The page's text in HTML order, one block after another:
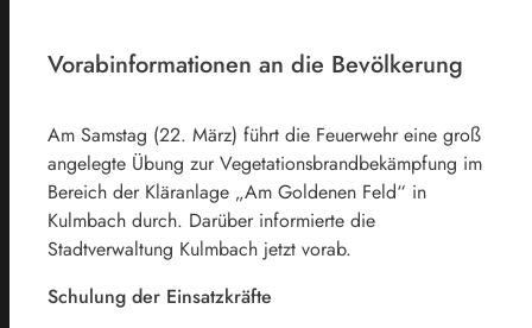
Vorabinformationen an die Bevölkerung
Am Samstag (22. März) führt die Feuerwehr eine groß
angelegte Übung zur Vegetationsbrandbekämpfung im
Bereich der Kläranlage „Am Goldenen Feld“ in
Kulmbach durch. Darüber informierte die
Stadtverwaltung Kulmbach jetzt vorab.
Schulung der Einsatzkräfte